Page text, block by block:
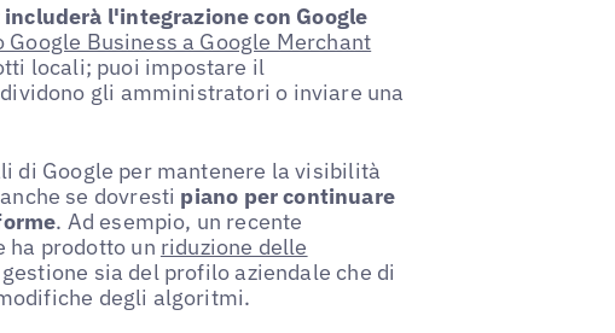
l'integrazione con Google
Business a Google Merchant
locali; puoi impostare il
gli amministratori o inviare una
di Google per mantenere la visibilità
se dovresti piano per continuare
. Ad esempio, un recente
ha prodotto un riduzione delle
gestione sia del profilo aziendale che di
degli algoritmi.